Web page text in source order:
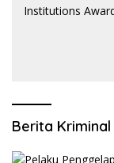
Berita Kriminal